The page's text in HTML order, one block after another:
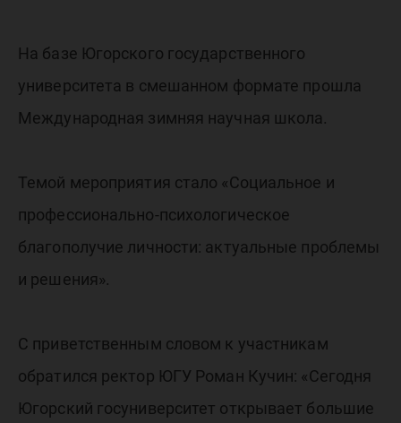
На базе Югорского государственного
университета в смешанном формате прошла
Международная зимняя научная школа.
Темой мероприятия стало «Социальное и
профессионально-психологическое
благополучие личности: актуальные проблемы
и решения».
С приветственным словом к участникам
обратился ректор ЮГУ Роман Кучин: «Сегодня
Югорский госуниверситет открывает большие